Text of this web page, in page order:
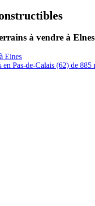
à vendre à Elnes
Elnes